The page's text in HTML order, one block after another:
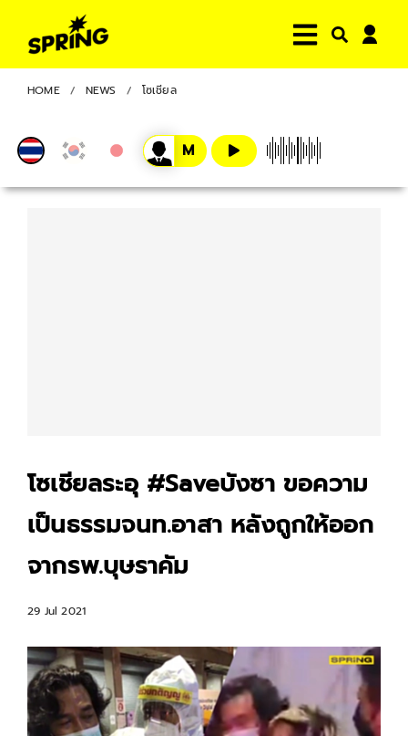
HOME NEWS โซเชียล
โซเชียลระอุ #Saveบังซา ขอความ
เป็นธรรมจนท.อาสา หลังถูกให้ออก
จากรพ.บุษราคัม
29 Jul 2021